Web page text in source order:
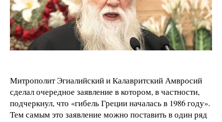
Митрополит Эгиалийский и Калавритский Амвросий
сделал очередное заявление в котором, в частности,
подчеркнул, что «гибель Греции началась в 1986 году».
Тем самым это заявление можно поставить в один ряд